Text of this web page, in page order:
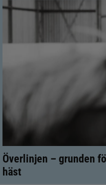
Överlinjen – grunden
häst